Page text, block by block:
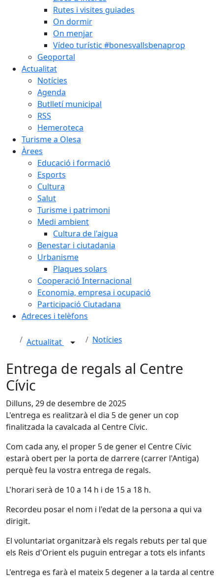
Rutes i visites guiades
On dormir
On menjar
Vídeo turístic #bonesvallsbenaprop
Geoportal
Actualitat
Notícies
Agenda
Butlletí municipal
RSS
Hemeroteca
Turisme a Olesa
Àrees
Educació i formació
Esports
Cultura
Salut
Turisme i patrimoni
Medi ambient
Cultura de l'aigua
Benestar i ciutadania
Urbanisme
Plaques solars
Cooperació Internacional
Economia, empresa i ocupació
Participació Ciutadana
Adreces i telèfons
Actualitat Notícies
Entrega de regals al Centre
Cívic
Dilluns, 29 de desembre de 2025
L'entrega es realitzarà el dia 5 de gener un cop
finalitzada la cavalcada al Centre Cívic.
Com cada any, el proper 5 de gener el Centre Cívic
estarà obert per la porta de darrere (carrer l'Antiga)
perquè feu la vostra entrega de regals.
L'horari serà de 10 a 14 h i de 15 a 18 h.
Recordeu posar el nom i l'edat de la persona a qui va
dirigit.
El voluntariat organitzarà els regals rebuts per tal que
els Reis d'Orient els puguin entregar a tots els infants
L'entrega es farà el mateix 5 degener a la tarda al centre